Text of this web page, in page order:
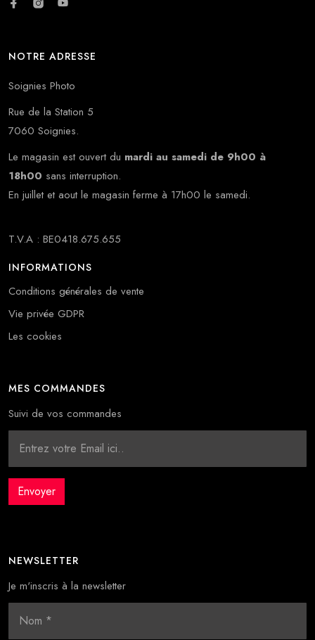
NOTRE ADRESSE
Soignies Photo
Rue de la Station 5
7060 Soignies.
Le magasin est ouvert du mardi au samedi de 9h00 à
18h00 sans interruption.
En juillet et aout le magasin ferme à 17h00 le samedi.
T.V.A : BE0418.675.655
INFORMATIONS
Conditions générales de vente
Vie privée GDPR
Les cookies
MES COMMANDES
Suivi de vos commandes
NEWSLETTER
Je m'inscris à la newsletter